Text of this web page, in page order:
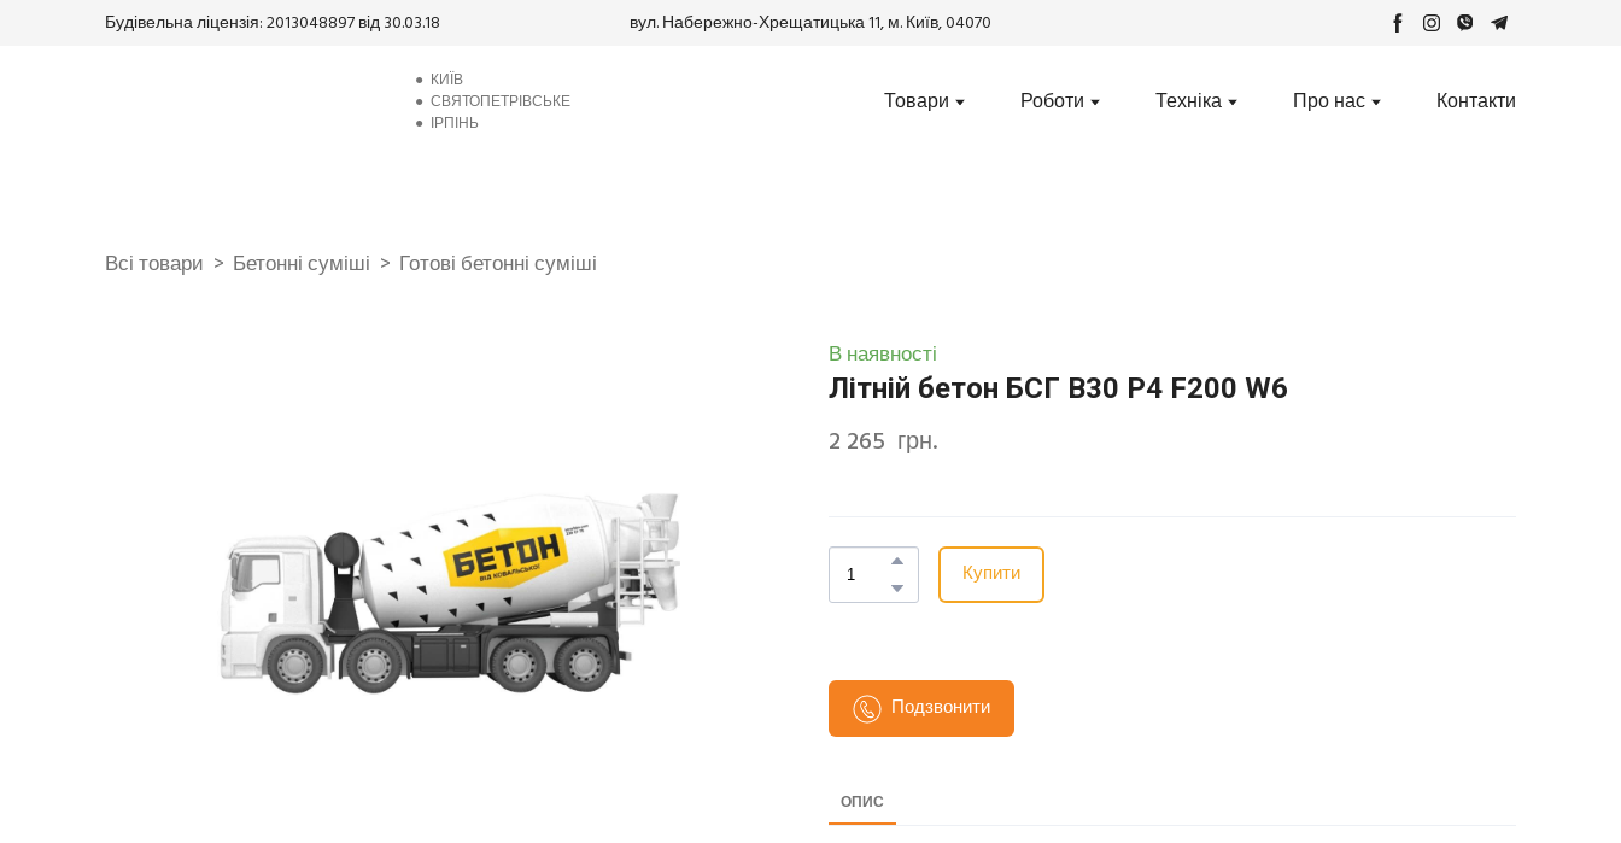
Будівельна ліцензія: 2013048897 від 30.03.18 вул. Набережно-Хрещатицька 11, м. Київ, 04070
● КИЇВ
●СВЯТОПЕТРІВСЬКЕ
● ІРПІНЬ
Товари Роботи Техніка Про нас Контакти
Всі товари Бетонні суміші Готові бетонні суміші
В наявності
Літній бетон БСГ В30 Р4 F200 W6
2 265  грн.
Купити
Подзвонити
ОПИС